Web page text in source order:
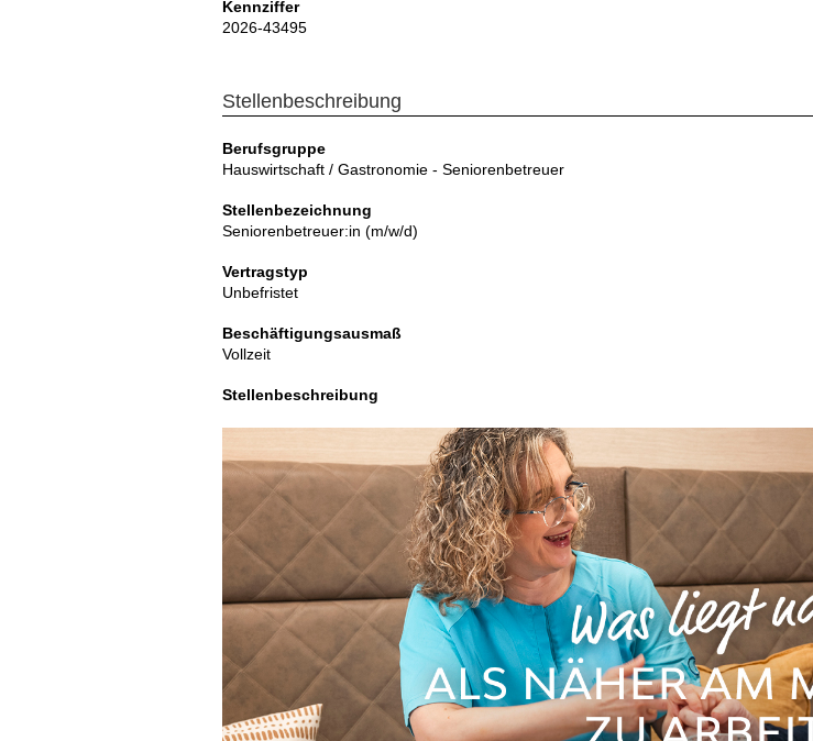
Kennziffer
2026-43495
Stellenbeschreibung
Berufsgruppe
Hauswirtschaft / Gastronomie - Seniorenbetreuer
Stellenbezeichnung
Seniorenbetreuer:in (m/w/d)
Vertragstyp
Unbefristet
Beschäftigungsausmaß
Vollzeit
Stellenbeschreibung